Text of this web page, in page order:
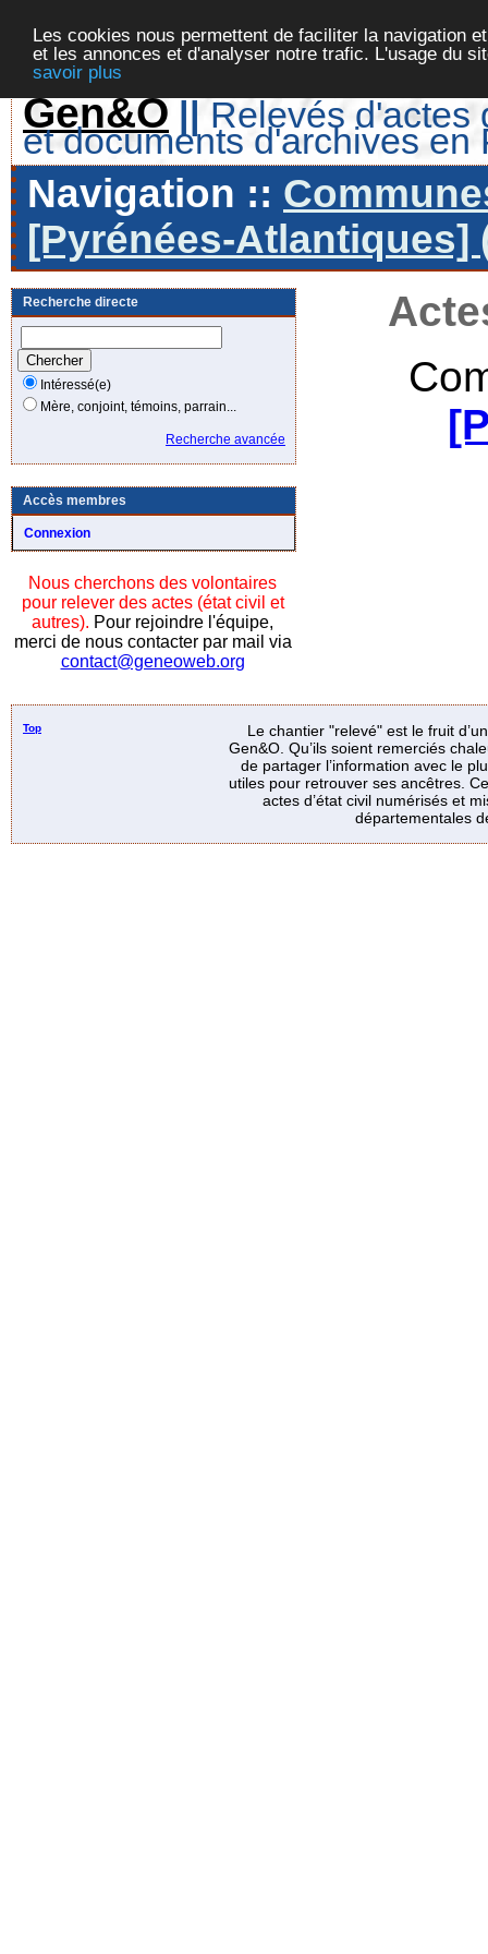
Les cookies nous permettent de faciliter la navigation
et les annonces et d'analyser notre trafic. L'usage du
savoir plus
Gen&O || Relevés d'actes
et documents d'archives en
Navigation ::
[Pyrénées-Atlantiques]
Recherche directe
Intéressé(e)
Mère, conjoint, témoins, parrain...
Recherche avancée
Accès membres
Connexion
Nous cherchons des volontaires
pour relever des actes (état civil et
autres). Pour rejoindre l'équipe,
merci de nous contacter par mail via
contact@geneoweb.org
Top
Le chantier "relevé" est le fruit
Gen&O. Qu’ils soient remerciés
de partager l’information avec le
utiles pour retrouver ses ancêtres.
actes d’état civil numérisés et
départementales